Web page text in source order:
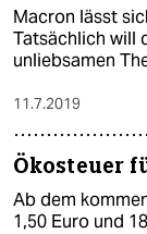
Macron lässt
Tatsächlich will
unliebsamen
11.7.2019
Ökosteuer
Ab dem
1,50 Euro und